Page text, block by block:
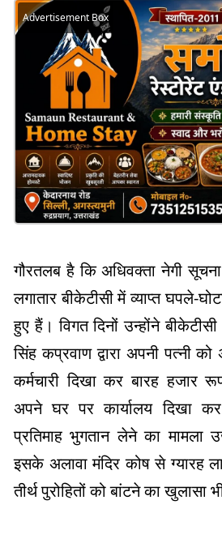
Advertisement Box
गौरतलब है कि अधिवक्ता नेगी
लगातार बीकेटीसी में व्याप्त घपले-
हुए हैं। विगत दिनों उन्होंने
सिंह कप्रवाण द्वारा अपनी पत्नी
कर्मचारी दिखा कर बारह हजार
अपने घर पर कार्यालय दिखा
प्रतिमाह भुगतान लेने का मामला
इसके अलावा मंदिर कोष से ग्यारह
तीर्थ पुरोहितों को बांटने का खुलासा